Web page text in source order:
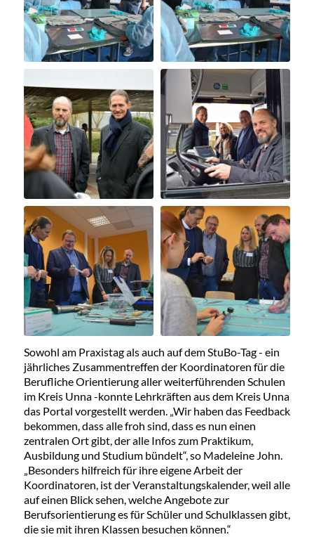
Sowohl am Praxistag als auch auf dem StuBo-Tag - ein
jährliches Zusammentreffen der Koordinatoren für die
Berufliche Orientierung aller weiterführenden Schulen
im Kreis Unna -konnte Lehrkräften aus dem Kreis Unna
das Portal vorgestellt werden. „Wir haben das Feedback
bekommen, dass alle froh sind, dass es nun einen
zentralen Ort gibt, der alle Infos zum Praktikum,
Ausbildung und Studium bündelt“, so Madeleine John.
„Besonders hilfreich für ihre eigene Arbeit der
Koordinatoren, ist der Veranstaltungskalender, weil alle
auf einen Blick sehen, welche Angebote zur
Berufsorientierung es für Schüler und Schulklassen gibt,
die sie mit ihren Klassen besuchen können.“